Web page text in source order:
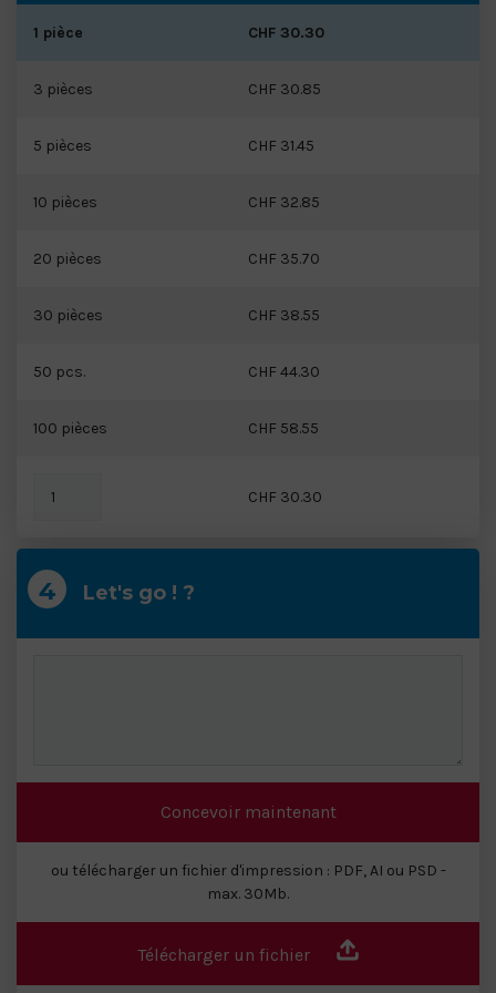
1 pièce CHF 30.30
3 pièces CHF 30.85
5 pièces CHF 31.45
10 pièces CHF 32.85
20 pièces CHF 35.70
30 pièces CHF 38.55
50 pcs. CHF 44.30
100 pièces CHF 58.55
CHF 30.30
Let's go ! ?
Concevoir maintenant
ou télécharger un fichier d'impression : PDF, AI ou PSD -
max. 30Mb.
Télécharger un fichier